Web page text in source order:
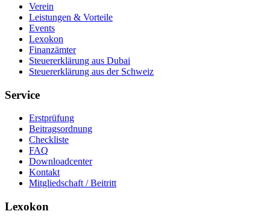
Verein
Leistungen & Vorteile
Events
Lexokon
Finanzämter
Steuererklärung aus Dubai
Steuererklärung aus der Schweiz
Service
Erstprüfung
Beitragsordnung
Checkliste
FAQ
Downloadcenter
Kontakt
Mitgliedschaft / Beitritt
Lexokon